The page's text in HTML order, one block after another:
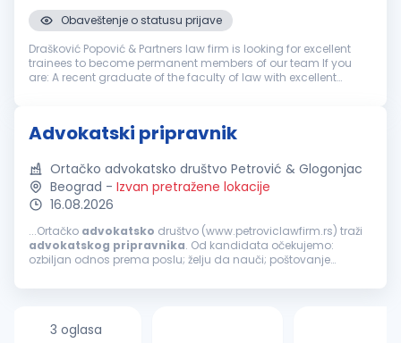
Obaveštenje o statusu prijave
Drašković Popović & Partners law firm is looking for excellent
trainees to become permanent members of our team If you
are: A recent graduate of the faculty of law with excellent
Advokatski pripravnik
Ortačko advokatsko društvo Petrović & Glogonjac
Beograd - Izvan pretražene lokacije
16.08.2026
...Ortačko advokatsko društvo (www.petroviclawfirm.rs) traži
advokatskog pripravnika. Od kandidata očekujemo:
ozbiljan odnos prema poslu; želju da nauči; poštovanje
3 oglasa